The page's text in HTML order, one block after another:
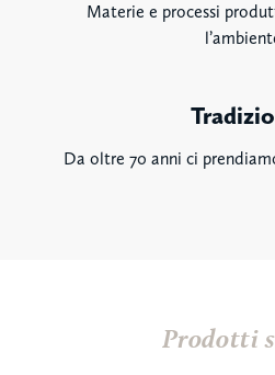
Materie e processi
Da oltre 70 anni ci
Prodotti